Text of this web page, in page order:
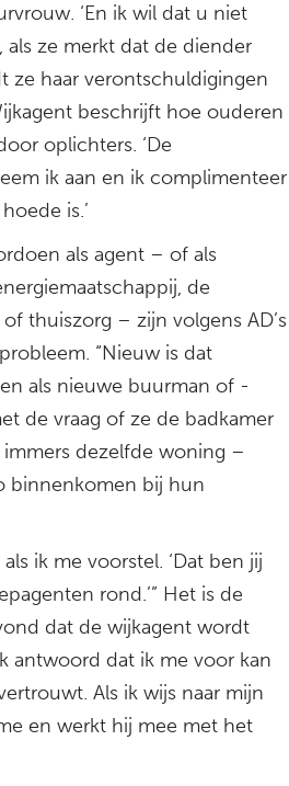
‘En ik wil dat u niet
als ze merkt dat de diender
ze haar verontschuldigingen
beschrijft hoe ouderen
oplichters. ‘De
ik aan en ik complimenteer
is.’
als agent – of als
de
thuiszorg – zijn volgens AD’s
“Nieuw is dat
als nieuwe buurman of -
de vraag of ze de badkamer
dezelfde woning –
binnenkomen bij hun
als ik me voorstel. ‘Dat ben jij
rond.’” Het is de
dat de wijkagent wordt
antwoord dat ik me voor kan
Als ik wijs naar mijn
en werkt hij mee met het